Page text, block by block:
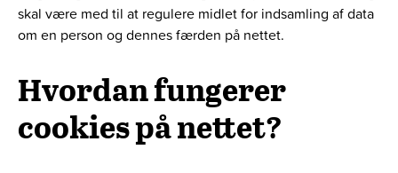
skal være med til at regulere midlet for indsamling af data
om en person og dennes færden på nettet.
Hvordan fungerer
cookies på nettet?